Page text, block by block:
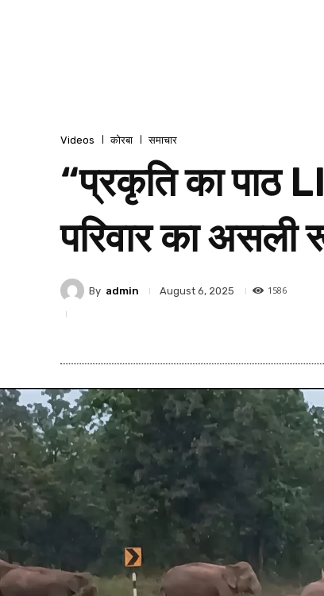
Videos कोरबा समाचार
“प्रकृति का पाठ
परिवार का असली
By admin August 6, 2025 1586